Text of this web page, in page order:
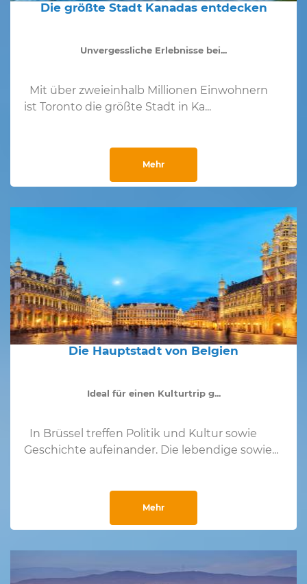
Die größte Stadt Kanadas entdecken
Unvergessliche Erlebnisse bei...
Mit über zweieinhalb Millionen Einwohnern
ist Toronto die größte Stadt in Ka...
Mehr
Die Hauptstadt von Belgien
Ideal für einen Kulturtrip g...
In Brüssel treffen Politik und Kultur sowie
Geschichte aufeinander. Die lebendige sowie...
Mehr